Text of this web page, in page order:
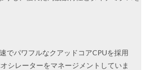
でパワフルなクアッドコアCPUを採用
シレーターをマネージメントしていま